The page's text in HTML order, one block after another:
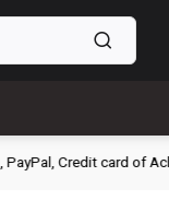
betalen)